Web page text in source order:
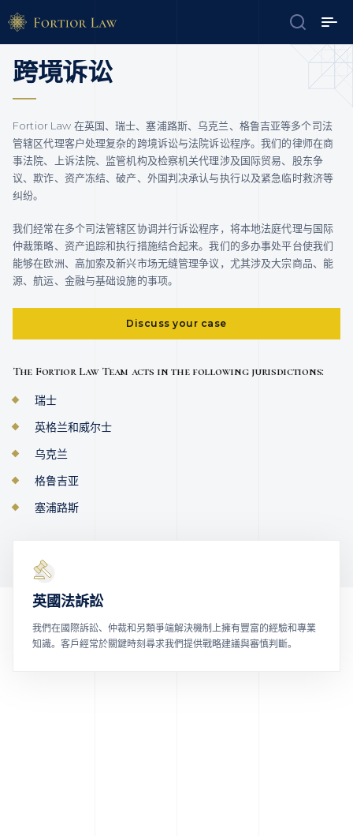
跨境诉讼
Fortior Law 在英国、瑞士、塞浦路斯、乌克兰、格鲁吉亚等多个司法
管辖区代理客户处理复杂的跨境诉讼与法院诉讼程序。我们的律师在商
事法院、上诉法院、监管机构及检察机关代理涉及国际贸易、股东争
议、欺诈、资产冻结、破产、外国判决承认与执行以及紧急临时救济等
纠纷。
我们经常在多个司法管辖区协调并行诉讼程序，将本地法庭代理与国际
仲裁策略、资产追踪和执行措施结合起来。我们的多办事处平台使我们
能够在欧洲、高加索及新兴市场无缝管理争议，尤其涉及大宗商品、能
源、航运、金融与基础设施的事项。
Discuss your case
The Fortior Law Team acts in the following jurisdictions:
瑞士
英格兰和威尔士
乌克兰
格鲁吉亚
塞浦路斯
英國法訴訟
我們在國際訴訟、仲裁和另類爭端解決機制上擁有豐富的經驗和專業
知識。客戶經常於關鍵時刻尋求我們提供戰略建議與審慎判斷。